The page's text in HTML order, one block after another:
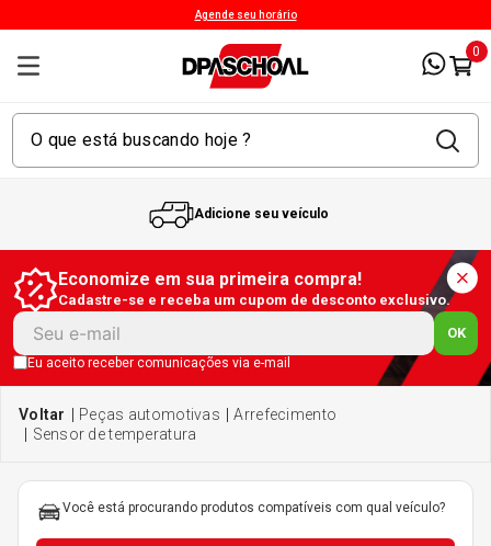
Agende seu horário
0
Adicione seu veículo
Economize em sua primeira compra!
Cadastre-se e receba um cupom de desconto exclusivo.
OK
Eu aceito receber comunicações via e-mail
peças automotivas
arrefecimento
sensor de temperatura
Você está procurando produtos compatíveis com qual veículo?
2 º Kit Pneu
3º
5